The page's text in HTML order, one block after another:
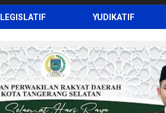
LEGISLATIF YUDIKATIF